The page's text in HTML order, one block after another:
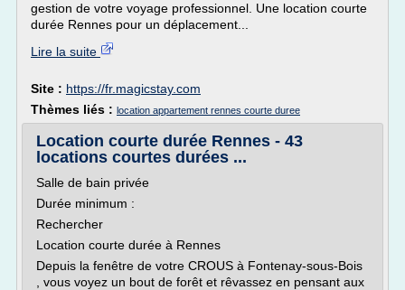
gestion de votre voyage professionnel. Une location courte
durée Rennes pour un déplacement...
Lire la suite
Site : https://fr.magicstay.com
Thèmes liés : location appartement rennes courte duree
Location courte durée Rennes - 43
locations courtes durées ...
Salle de bain privée
Durée minimum :
Rechercher
Location courte durée à Rennes
Depuis la fenêtre de votre CROUS à Fontenay-sous-Bois
, vous voyez un bout de forêt et rêvassez en pensant aux